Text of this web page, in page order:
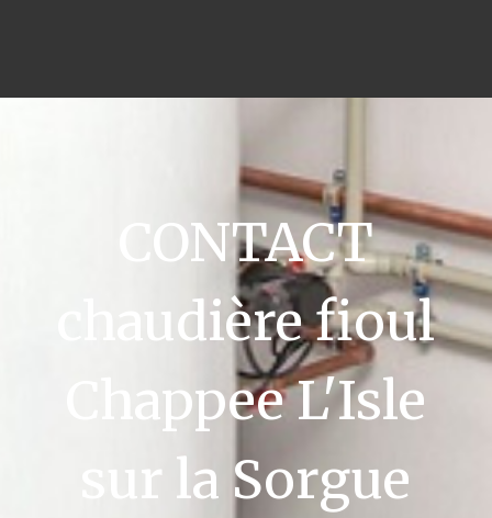
CONTACT
chaudière fioul
Chappee L'Isle
sur la Sorgue